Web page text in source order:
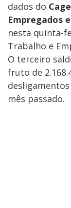
dados do
Empregados
nesta quinta-
Trabalho e
O terceiro
fruto de
mês passado.